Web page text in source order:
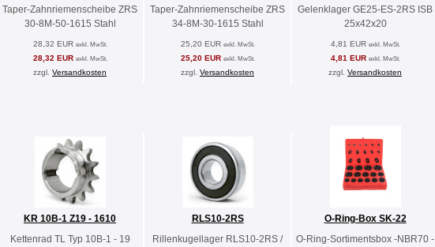
Taper-Zahnriemenscheibe ZRS
30-8M-50-1615 Stahl
28,32 EUR exkl. MwSt.
28,32 EUR exkl. MwSt.
zzgl. Versandkosten
Taper-Zahnriemenscheibe ZRS
34-8M-30-1615 Stahl
25,20 EUR exkl. MwSt.
25,20 EUR exkl. MwSt.
zzgl. Versandkosten
Gelenklager GE25-ES-2RS ISB
25x42x20
4,81 EUR exkl. MwSt.
4,81 EUR exkl. MwSt.
zzgl. Versandkosten
KR 10B-1 Z19 - 1610
Kettenrad TL Typ 10B-1 - 19
RLS10-2RS
Rillenkugellager RLS10-2RS /
O-Ring-Box SK-22
O-Ring-Sortimentsbox -NBR70 -